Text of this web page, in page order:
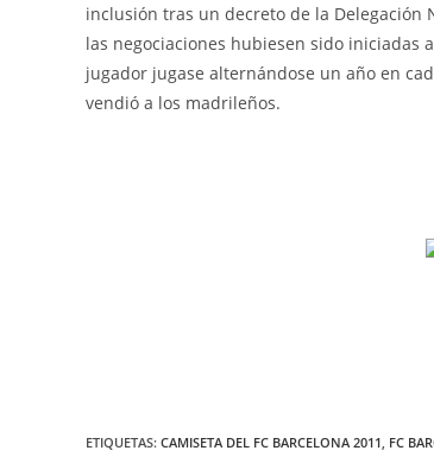
inclusión tras un decreto de la Delegación
las negociaciones hubiesen sido iniciadas
jugador jugase alternándose un año en
vendió a los madrileños.
ETIQUETAS: CAMISETA DEL FC BARCELONA 2011 FC